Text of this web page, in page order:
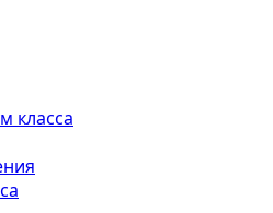
класса